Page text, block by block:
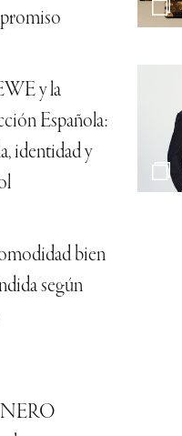
y la
Española:
identidad y
bien
según